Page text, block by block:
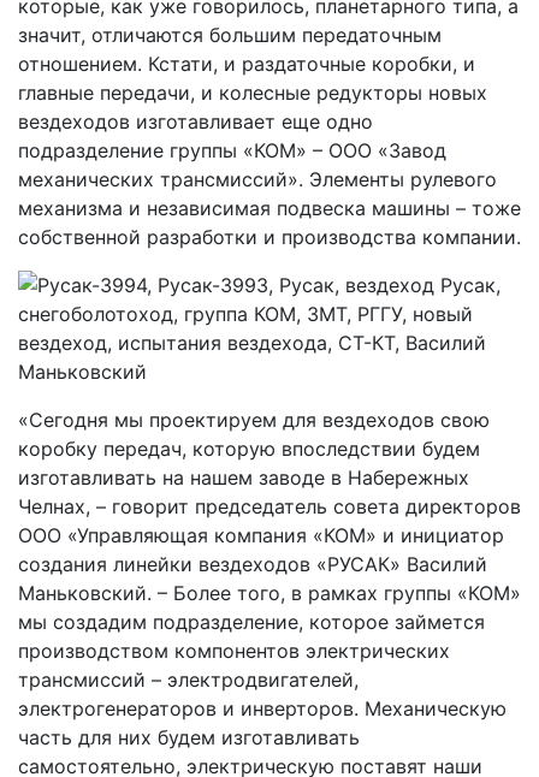
которые, как уже говорилось, планетарного типа, а
значит, отличаются большим передаточным
отношением. Кстати, и раздаточные коробки, и
главные передачи, и колесные редукторы новых
вездеходов изготавливает еще одно
подразделение группы «КОМ» – ООО «Завод
механических трансмиссий». Элементы рулевого
механизма и независимая подвеска машины – тоже
собственной разработки и производства компании.
«Сегодня мы проектируем для вездеходов свою
коробку передач, которую впоследствии будем
изготавливать на нашем заводе в Набережных
Челнах, – говорит председатель совета директоров
ООО «Управляющая компания «КОМ» и инициатор
создания линейки вездеходов «РУСАК» Василий
Маньковский. – Более того, в рамках группы «КОМ»
мы создадим подразделение, которое займется
производством компонентов электрических
трансмиссий – электродвигателей,
электрогенераторов и инверторов. Механическую
часть для них будем изготавливать
самостоятельно, электрическую поставят наши